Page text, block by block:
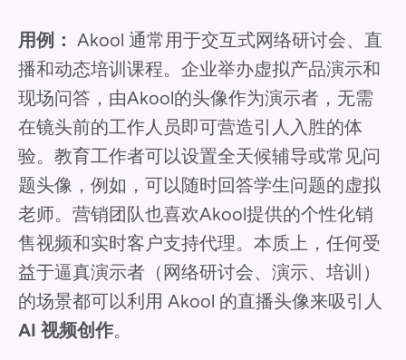
用例： Akool 通常用于交互式网络研讨会、直
播和动态培训课程。企业举办虚拟产品演示和
现场问答，由Akool的头像作为演示者，无需
在镜头前的工作人员即可营造引人入胜的体
验。教育工作者可以设置全天候辅导或常见问
题头像，例如，可以随时回答学生问题的虚拟
老师。营销团队也喜欢Akool提供的个性化销
售视频和实时客户支持代理。本质上，任何受
益于逼真演示者（网络研讨会、演示、培训）
的场景都可以利用 Akool 的直播头像来吸引人
AI 视频创作。